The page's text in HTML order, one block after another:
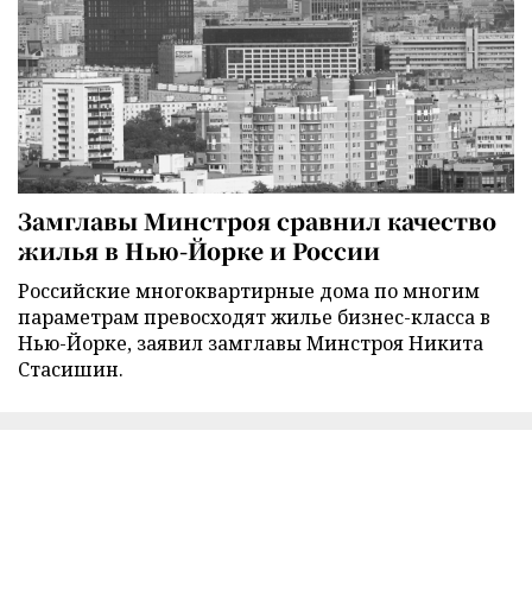
Замглавы Минстроя сравнил качество
жилья в Нью-Йорке и России
Российские многоквартирные дома по многим
параметрам превосходят жилье бизнес-класса в
Нью-Йорке, заявил замглавы Минстроя Никита
Стасишин.